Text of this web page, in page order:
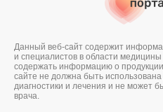
Данный веб-сайт содержит
и специалистов в области
содержать информацию о
сайте не должна быть
диагностики и лечения и не может
врача.